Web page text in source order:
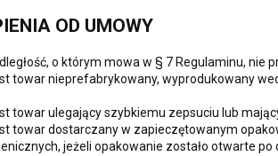
OD UMOWY
o którym mowa w § 7 Regulaminu, nie
towar nieprefabrykowany, wyprodukowany
towar ulegający szybkiemu zepsuciu lub
towar dostarczany w zapieczętowanym
jeżeli opakowanie zostało otwarte po